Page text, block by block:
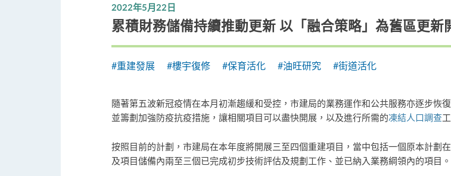
2022年5月22日
累積財務儲備持續推動更新 以「融合策略」為舊區更新
#重建發展 #樓宇復修 #保育活化 #油旺研究 #街道活化
隨著第五波新冠疫情在本月初漸趨緩和受控，市建局的業務運作和公共服務亦逐步恢
並籌劃加強防疫抗疫措施，讓相關項目可以盡快開展，以及進行所需的凍結人口調查
按照目前的計劃，市建局在本年度將開展三至四個重建項目，當中包括一個原本計劃
及項目儲備內兩至三個已完成初步技術評估及規劃工作、並已納入業務綱領內的項目。